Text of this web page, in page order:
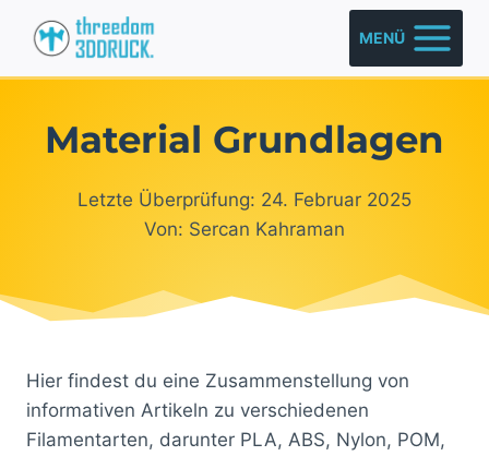
Inhalt
springen
MENÜ
Material Grundlagen
Letzte Überprüfung: 24. Februar 2025
Von: Sercan Kahraman
Hier findest du eine Zusammenstellung von
informativen Artikeln zu verschiedenen
Filamentarten, darunter PLA, ABS, Nylon, POM,